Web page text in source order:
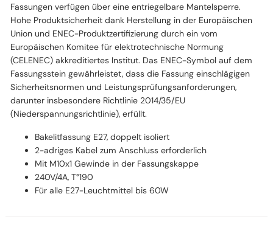
Fassungen verfügen über eine entriegelbare Mantelsperre.
Hohe Produktsicherheit dank Herstellung in der Europäischen
Union und ENEC-Produktzertifizierung durch ein vom
Europäischen Komitee für elektrotechnische Normung
(CELENEC) akkreditiertes Institut. Das ENEC-Symbol auf dem
Fassungsstein gewährleistet, dass die Fassung einschlägigen
Sicherheitsnormen und Leistungsprüfungsanforderungen,
darunter insbesondere Richtlinie 2014/35/EU
(Niederspannungsrichtlinie), erfüllt.
Bakelitfassung E27, doppelt isoliert
2-adriges Kabel zum Anschluss erforderlich
Mit M10x1 Gewinde in der Fassungskappe
240V/4A, T°190
Für alle E27-Leuchtmittel bis 60W